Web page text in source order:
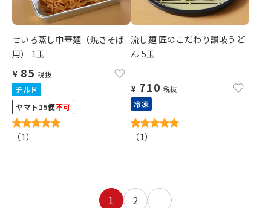
せいろ蒸し中華麺（焼きそば
用） 1玉
¥ 85 税抜
チルド
ヤマト15便不可
（1）
流し麺 匠のこだわり讃岐うど
ん 5玉
¥ 710 税抜
冷凍
（1）
1 2